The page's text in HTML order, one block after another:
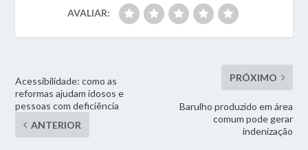
AVALIAR:
Acessibilidade: como as
reformas ajudam idosos e
pessoas com deficiência
ANTERIOR
PRÓXIMO
Barulho produzido em área
comum pode gerar
indenização